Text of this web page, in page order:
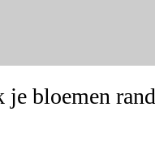
je bloemen rand